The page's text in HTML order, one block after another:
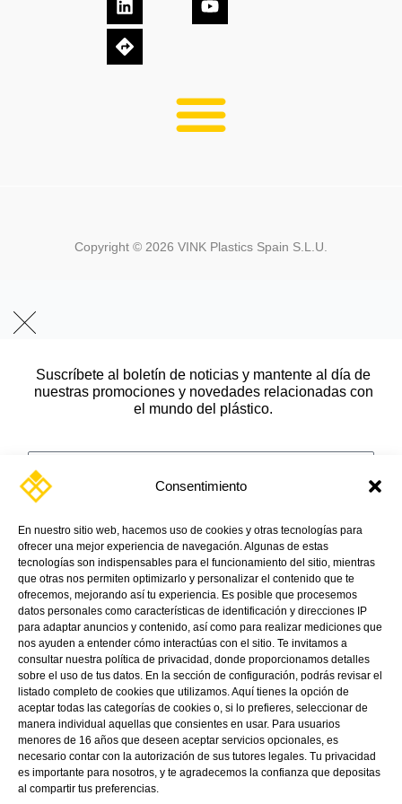
Consentimiento
En nuestro sitio web, hacemos uso de cookies y otras tecnologías para
ofrecer una mejor experiencia de navegación. Algunas de estas
tecnologías son indispensables para el funcionamiento del sitio, mientras
que otras nos permiten optimizarlo y personalizar el contenido que te
ofrecemos, mejorando así tu experiencia. Es posible que procesemos
datos personales como características de identificación y direcciones IP
para adaptar anuncios y contenido, así como para realizar mediciones que
nos ayuden a entender cómo interactúas con el sitio. Te invitamos a
consultar nuestra política de privacidad, donde proporcionamos detalles
sobre el uso de tus datos. En la sección de configuración, podrás revisar el
listado completo de cookies que utilizamos. Aquí tienes la opción de
aceptar todas las categorías de cookies o, si lo prefieres, seleccionar de
manera individual aquellas que consientes en usar. Para usuarios
menores de 16 años que deseen aceptar servicios opcionales, es
necesario contar con la autorización de sus tutores legales. Tu privacidad
es importante para nosotros, y te agradecemos la confianza que depositas
al compartir tus preferencias.
Copyright © 2026 VINK Plastics Spain S.L.U.
Suscríbete al boletín de noticias y mantente al día de
nuestras promociones y novedades relacionadas con
el mundo del plástico.
Apellido
Message
Recibir
*Quiero recibir el Boletín de noticias y ofertas
especiales
Autorizo
*AUTORIZO el tratamiento de mis datos personales
con la finalidad de recibir comunicaciones
comerciales, incluido por correo electrónico y medios
de comunicación electrónica equivalentes.